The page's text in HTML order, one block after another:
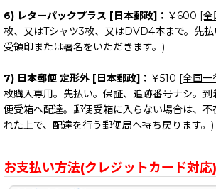
6) レターパックプラス [日本郵政]： ￥600 [全
枚、又はTシャツ3枚、又はDVD4本まで。先払
受領印または署名をいただきます。)
7) 日本郵便 定形外 [日本郵政]： ￥510 [全国一
枚購入専用。先払い。保証、追跡番号ナシ。
便受箱へ配達。郵便受箱に入らない場合は、
れた上で、配達を行う郵便局へ持ち戻ります。)
お支払い方法(クレジットカード対応)